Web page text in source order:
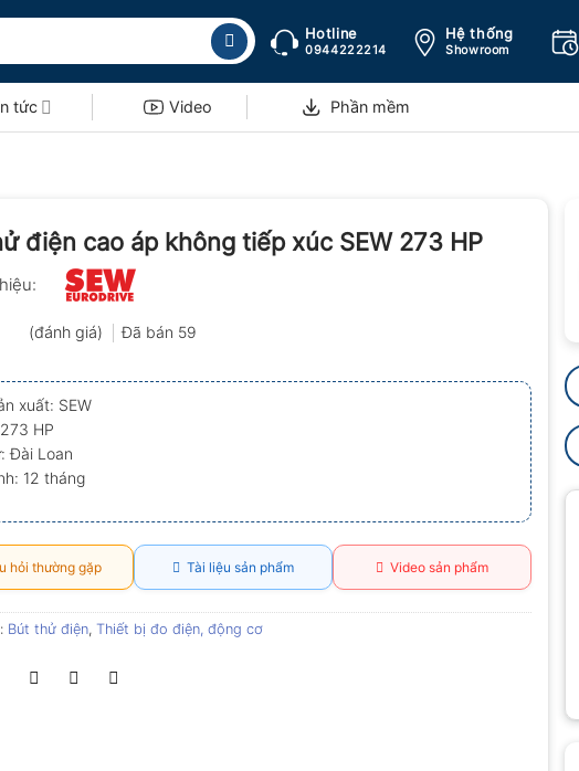
Hotline
0944222214
Hệ thống
Showroom
tức Video Phần mềm
điện cao áp không tiếp xúc SEW 273 HP
(đánh giá) Đã bán 59
xuất: SEW
HP
Đài Loan
12 tháng
hỏi thường gặp Tài liệu sản phẩm Video sản phẩm
Bút thử điện, Thiết bị đo điện, động cơ